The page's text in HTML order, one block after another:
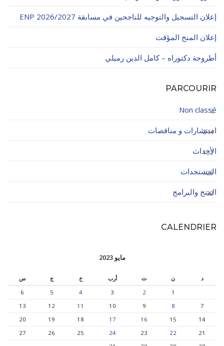
إعلان التسجيل والتوجيه للناجحين في مسابقة ENP 2026/2027
إعلان المنح المؤقت
أطروحة دكتوراه – كامل الدين رميلي
PARCOURIR
Non classé
4
استشارات و مناقصات
244
الأحداث
132
المستجدات
125
المنح والبرامج
32
CALENDRIER
مايو 2023
د ن ث أرب خ ج
س
1
2
3
4
5
6
7
8
9
10
11
12
13
14
15
16
17
18
19
20
21
22
23
24
25
26
27